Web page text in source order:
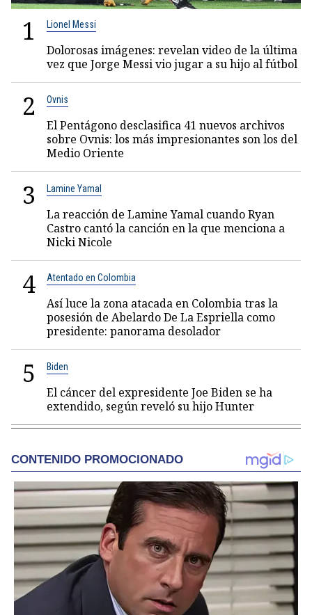
1 Lionel Messi
Dolorosas imágenes: revelan video de la última
vez que Jorge Messi vio jugar a su hijo al fútbol
2 Ovnis
El Pentágono desclasifica 41 nuevos archivos
sobre Ovnis: los más impresionantes son los del
Medio Oriente
3 Lamine Yamal
La reacción de Lamine Yamal cuando Ryan
Castro cantó la canción en la que menciona a
Nicki Nicole
4 Atentado en Colombia
Así luce la zona atacada en Colombia tras la
posesión de Abelardo De La Espriella como
presidente: panorama desolador
5 Biden
El cáncer del expresidente Joe Biden se ha
extendido, según reveló su hijo Hunter